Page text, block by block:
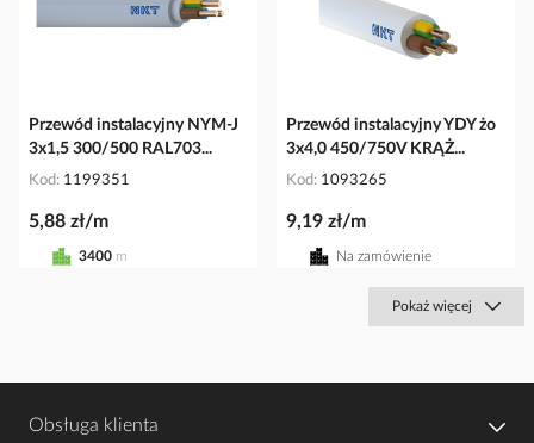
Przewód instalacyjny NYM-J
3x1,5 300/500 RAL703...
Kod 1199351
5,88 zł/m
3400 m
Przewód instalacyjny YDY żo
3x4,0 450/750V KRĄŻ...
Kod 1093265
9,19 zł/m
Na zamówienie
Pokaż więcej
Obsługa klienta